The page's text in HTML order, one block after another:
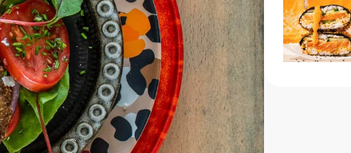
Midden-Oosters
Kooktips & blogs
Leer koken als een chef
Kooktips & blogs